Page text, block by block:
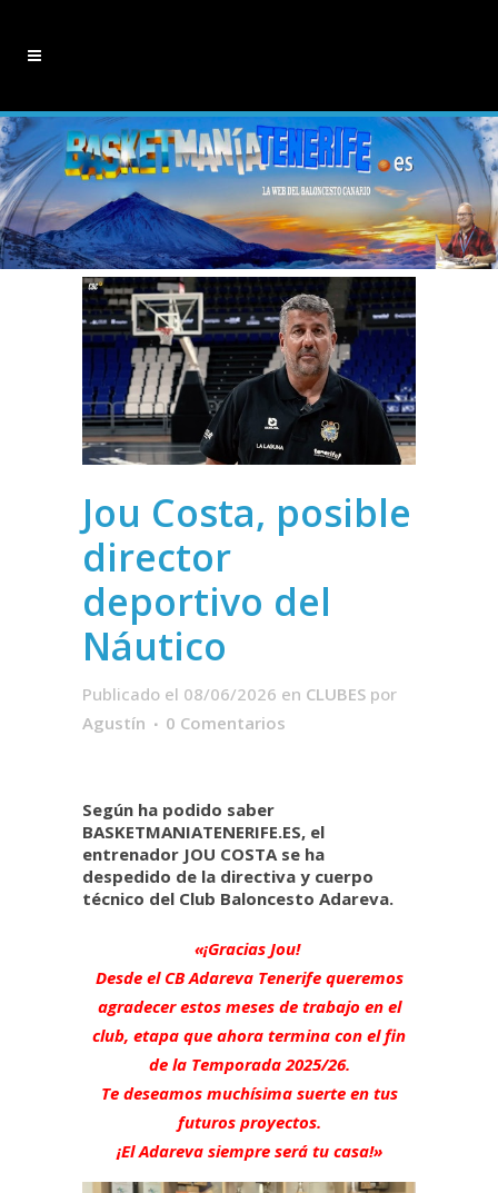
Jou Costa, posible
director
deportivo del
Náutico
Publicado el 08/06/2026 en CLUBES por
Agustín
0 Comentarios
Según ha podido saber
BASKETMANIATENERIFE.ES, el
entrenador JOU COSTA se ha
despedido de la directiva y cuerpo
técnico del Club Baloncesto Adareva.
«¡Gracias Jou!
Desde el CB Adareva Tenerife queremos
agradecer estos meses de trabajo en el
club, etapa que ahora termina con el fin
de la Temporada 2025/26.
Te deseamos muchísima suerte en tus
futuros proyectos.
¡El Adareva siempre será tu casa!»